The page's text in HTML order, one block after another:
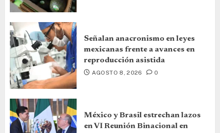
Señalan anacronismo en leyes
mexicanas frente a avances en
reproducción asistida
AGOSTO 8, 2026 0
México y Brasil estrechan lazos
en VI Reunión Binacional en